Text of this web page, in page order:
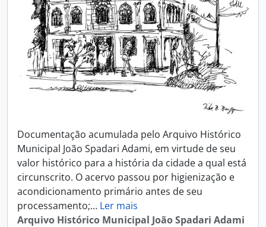
Documentação acumulada pelo Arquivo Histórico
Municipal João Spadari Adami, em virtude de seu
valor histórico para a história da cidade a qual está
circunscrito. O acervo passou por higienização e
acondicionamento primário antes de seu
processamento;… Ler mais
Arquivo Histórico Municipal João Spadari Adami